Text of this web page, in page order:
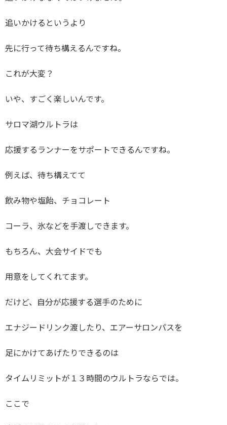
追いかけるというより
先に行って待ち構えるんですね。
これが大変？
いや、すごく楽しいんです。
サロマ湖ウルトラは
応援するランナーをサポートできるんですね。
例えば、待ち構えてて
飲み物や塩飴、チョコレート
コーラ、氷などを手渡しできます。
もちろん、大会サイドでも
用意をしてくれてます。
だけど、自分が応援する選手のために
エナジードリンク渡したり、エアーサロンパスを
足にかけてあげたりできるのは
タイムリミットが１３時間のウルトラならでは。
ここで